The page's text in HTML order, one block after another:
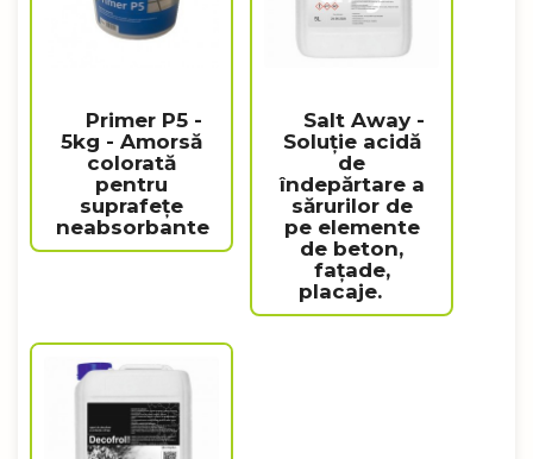
Primer P5 -
5kg - Amorsă
colorată
pentru
suprafețe
neabsorbante
Salt Away -
Soluție acidă
de
îndepărtare a
sărurilor de
pe elemente
de beton,
fațade,
placaje.